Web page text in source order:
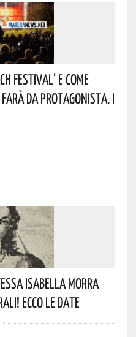
Festival’ E Come
Farà Da Protagonista. I
Isabella Morra
Ecco Le Date